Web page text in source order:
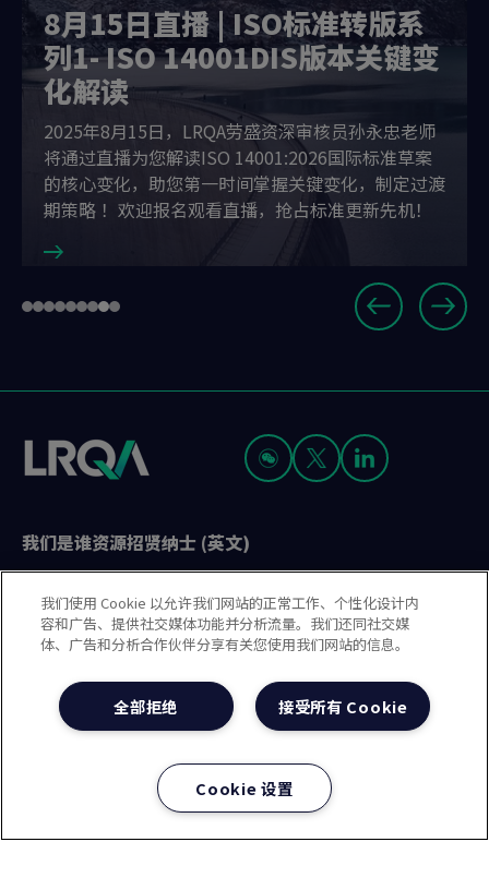
8月15日直播 | ISO标准转版系
列1- ISO 14001DIS版本关键变
化解读
2025年8月15日，LRQA劳盛资深审核员孙永忠老师
将通过直播为您解读ISO 14001:2026国际标准草案
的核心变化，助您第一时间掌握关键变化，制定过渡
期策略 ！欢迎报名观看直播，抢占标准更新先机！
Slide
Go
1
Go
2
Go
3
Go
4
Go
5
Go
6
Go
7
Go
8
Go
9
我们是谁资源招贤纳士 (英文)
Limited, its subsidiaries and affiliates. LRQA Group Limited,
registered number 1217474, is a limited company registered
in England and Wales. Registered office: 1, Trinity Park,
Limited.
沪ICP备2023029947号-1
沪公网安备31010102008508号
我们使用 Cookie 以允许我们网站的正常工作、个性化设计内
容和广告、提供社交媒体功能并分析流量。我们还同社交媒
体、广告和分析合作伙伴分享有关您使用我们网站的信息。
接受所有 Cookie
全部拒绝
Cookie 设置